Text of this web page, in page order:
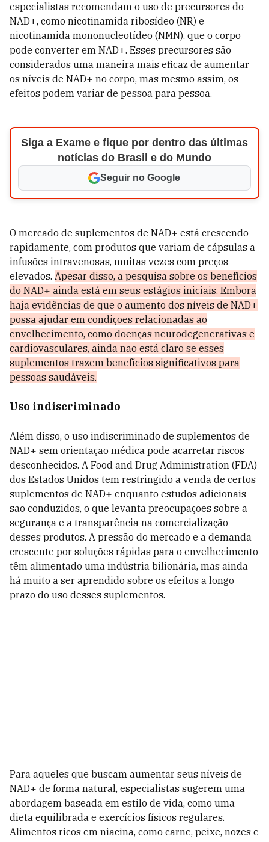
especialistas recomendam o uso de precursores do
NAD+, como nicotinamida ribosídeo (NR) e
nicotinamida mononucleotídeo (NMN), que o corpo
pode converter em NAD+. Esses precursores são
considerados uma maneira mais eficaz de aumentar
os níveis de NAD+ no corpo, mas mesmo assim, os
efeitos podem variar de pessoa para pessoa.
Siga a Exame e fique por dentro das últimas
notícias do Brasil e do Mundo
Seguir no Google
O mercado de suplementos de NAD+ está crescendo
rapidamente, com produtos que variam de cápsulas a
infusões intravenosas, muitas vezes com preços
elevados. Apesar disso, a pesquisa sobre os benefícios
do NAD+ ainda está em seus estágios iniciais. Embora
haja evidências de que o aumento dos níveis de NAD+
possa ajudar em condições relacionadas ao
envelhecimento, como doenças neurodegenerativas e
cardiovasculares, ainda não está claro se esses
suplementos trazem benefícios significativos para
pessoas saudáveis.
Uso indiscriminado
Além disso, o uso indiscriminado de suplementos de
NAD+ sem orientação médica pode acarretar riscos
desconhecidos. A Food and Drug Administration (FDA)
dos Estados Unidos tem restringido a venda de certos
suplementos de NAD+ enquanto estudos adicionais
são conduzidos, o que levanta preocupações sobre a
segurança e a transparência na comercialização
desses produtos. A pressão do mercado e a demanda
crescente por soluções rápidas para o envelhecimento
têm alimentado uma indústria bilionária, mas ainda
há muito a ser aprendido sobre os efeitos a longo
prazo do uso desses suplementos.
Para aqueles que buscam aumentar seus níveis de
NAD+ de forma natural, especialistas sugerem uma
abordagem baseada em estilo de vida, como uma
dieta equilibrada e exercícios físicos regulares.
Alimentos ricos em niacina, como carne, peixe, nozes e